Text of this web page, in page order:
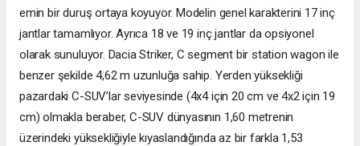
emin bir duruş ortaya koyuyor. Modelin genel karakterini 17 inç
jantlar tamamlıyor. Ayrıca 18 ve 19 inç jantlar da opsiyonel
olarak sunuluyor. Dacia Striker, C segment bir station wagon ile
benzer şekilde 4,62 m uzunluğa sahip. Yerden yüksekliği
pazardaki C-SUV’lar seviyesinde (4x4 için 20 cm ve 4x2 için 19
cm) olmakla beraber, C-SUV dünyasının 1,60 metrenin
üzerindeki yüksekliğiyle kıyaslandığında az bir farkla 1,53